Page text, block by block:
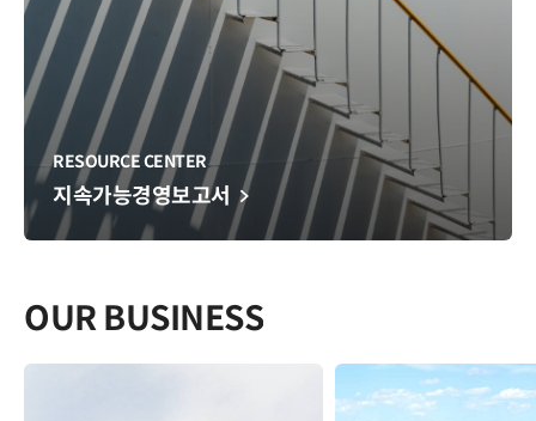
Contact IR
RESOURCE CENTER
지속가능경영보고서 기업지배구조보고서
OUR BUSINESS